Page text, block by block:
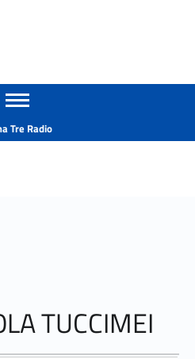
Apri il menu secondario
Tre Radio
TUCCIMEI